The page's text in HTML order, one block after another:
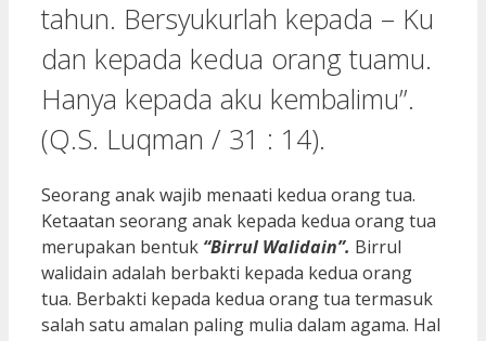
tahun. Bersyukurlah kepada – Ku
dan kepada kedua orang tuamu.
Hanya kepada aku kembalimu”.
(Q.S. Luqman / 31 : 14).
Seorang anak wajib menaati kedua orang tua.
Ketaatan seorang anak kepada kedua orang tua
merupakan bentuk “Birrul Walidain”. Birrul
walidain adalah berbakti kepada kedua orang
tua. Berbakti kepada kedua orang tua termasuk
salah satu amalan paling mulia dalam agama. Hal